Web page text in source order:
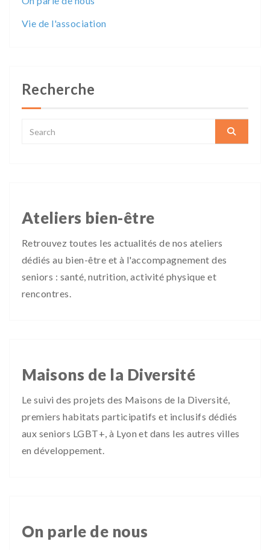
Vie de l'association
Recherche
Ateliers bien-être
Retrouvez toutes les actualités de nos ateliers
dédiés au bien-être et à l'accompagnement des
seniors : santé, nutrition, activité physique et
rencontres.
Maisons de la Diversité
Le suivi des projets des Maisons de la Diversité,
premiers habitats participatifs et inclusifs dédiés
aux seniors LGBT+, à Lyon et dans les autres villes
en développement.
On parle de nous